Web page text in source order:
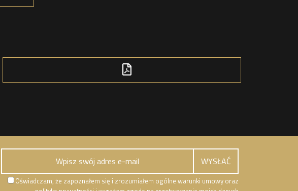
Oświadczam, że zapoznałem się i zrozumiałem ogólne warunki umowy oraz